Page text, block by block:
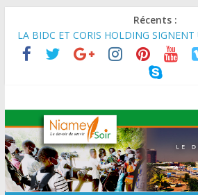
Récents :
LA BIDC ET CORIS HOLDING
FINANCEMENT DE 80 MILLIONS
RENFORCER LES CHAÎNES DE VALEUR
ÉNERGÉTIQUES ET AGRICOLES EN
Général de Division Mohamed
son homologue du Burkina Faso et
BANQUE MONDIALE : L’IA offre un
en développement en panne de
AES : Le Chef de l’Etat a reçu en
ministres en charge de